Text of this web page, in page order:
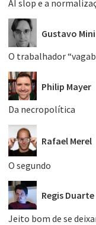
AI slop e a
Gustavo Mini
O trabalhador
Philip Mayer
Da necropolítica
Rafael Merel
O segundo
Regis Duarte
Jeito bom de se